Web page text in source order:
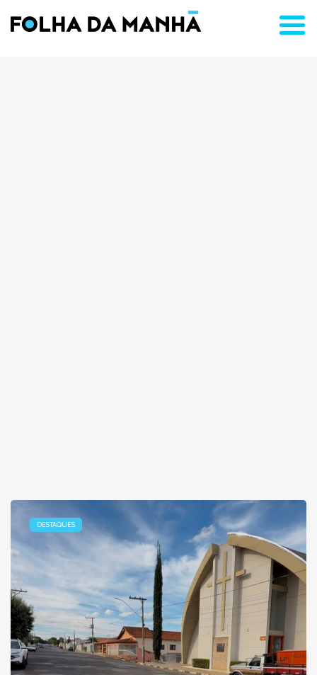
DESTAQUES